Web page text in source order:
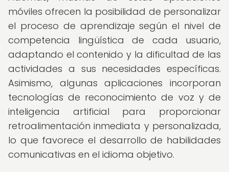
móviles ofrecen la posibilidad de personalizar
el proceso de aprendizaje según el nivel de
competencia lingüística de cada usuario,
adaptando el contenido y la dificultad de las
actividades a sus necesidades específicas.
Asimismo, algunas aplicaciones incorporan
tecnologías de reconocimiento de voz y de
inteligencia artificial para proporcionar
retroalimentación inmediata y personalizada,
lo que favorece el desarrollo de habilidades
comunicativas en el idioma objetivo.